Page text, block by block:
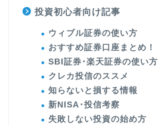
投資初心者向け記事
ウィブル証券の使い方
おすすめ証券口座まとめ！
SBI証券･楽天証券の使い方
クレカ投信のススメ
知らないと損する情報
新NISA･投信考察
失敗しない投資の始め方